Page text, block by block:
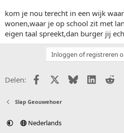
kom je nou terecht in een wijk
wonen,waar je op school zit met
eigen taal spreekt,dan burger jij
Inloggen of registreren
Delen: FacebookX (Twitter)
Bluesky
Slap Geouwehoer
Nederlands